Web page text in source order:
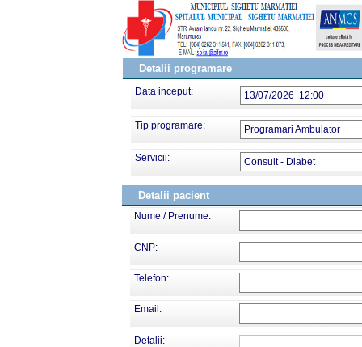
Detalii programare
Data inceput: 13/07/2026 12:00
Tip programare: Programari Ambulator
Servicii: Consult - Diabet
Detalii pacient
Nume / Prenume:
CNP:
Telefon:
Email:
Detalii: